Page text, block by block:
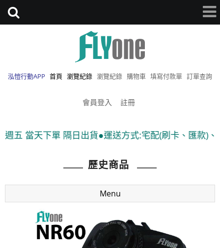
泓愷行動APP 首頁 瀏覽紀錄 瀏覽紀錄 購物車 填寫付款單 訂單查詢
會員登入 註冊
天下單 隔日出貨●運送方式:宅配(刷卡、匯款)、7-11
歷史商品
Menu